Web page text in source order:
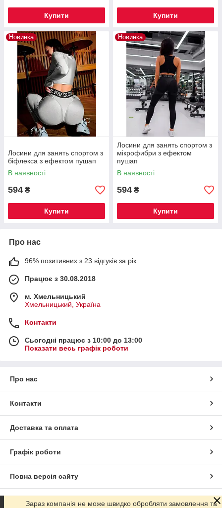
Купити Купити
Новинка
Лосини для занять спортом з
біфлекса з ефектом пушап
В наявності
594 ₴
Купити
Новинка
Лосини для занять спортом з
мікрофибри з ефектом
пушап
В наявності
594 ₴
Купити
Про нас
96% позитивних з 23 відгуків за рік
Працює з 30.08.2018
м. Хмельницький
Хмельницький, Україна
Контакти
Сьогодні працює з 10:00 до 13:00
Показати весь графік роботи
Про нас
Контакти
Доставка та оплата
Графік роботи
Повна версія сайту
Сайт створено на маркетплейсіProm.ua
Зараз компанія не може швидко обробляти замовлення та